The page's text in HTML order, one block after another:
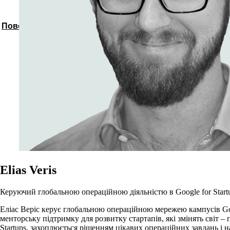
Повернутись до спікерів
Elias Veris
Керуючий глобальною операційною діяльністю в Google for
Еліас Веріс керує глобальною операційною мережею кампусів
менторську підтримку для розвитку стартапів, які змінять
Startups, захоплюється рішенням цікавих операційних завдань і